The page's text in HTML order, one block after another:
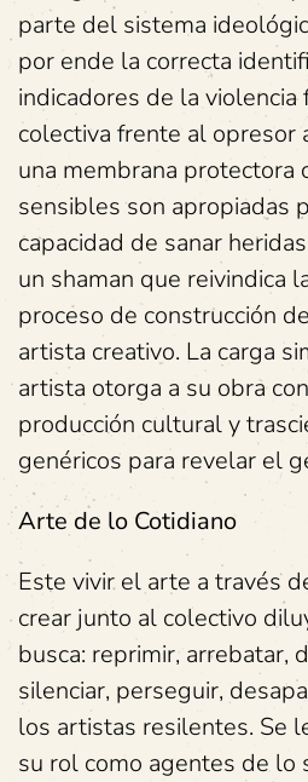
parte del sistema
por ende la correcta
indicadores de la violencia
colectiva frente al opresor
una membrana protectora
sensibles son apropiadas
capacidad de sanar
un shaman que reivindica
proceso de construcción
artista creativo. La carga
artista otorga a su obra
producción cultural y
genéricos para revelar el
Arte de lo Cotidiano
Este vivir el arte a través
crear junto al colectivo
busca: reprimir, arrebatar,
silenciar, perseguir,
los artistas resilentes. Se
su rol como agentes de lo